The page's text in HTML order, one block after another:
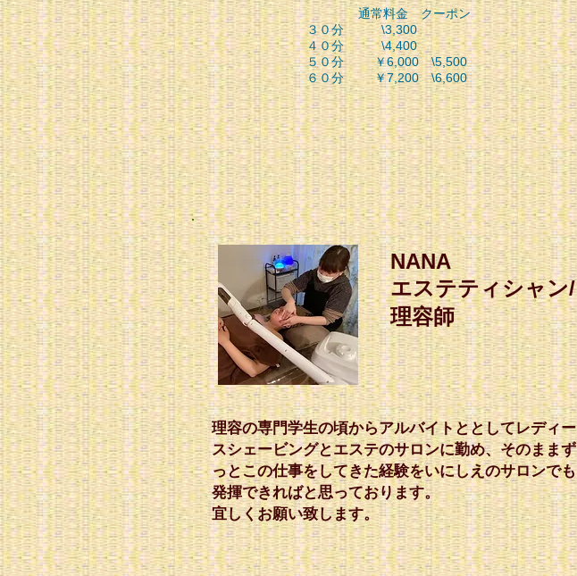
通常料金 クーポン
３０分 \3,300
４０分 \4,400
５０分 ￥6,000 \5,500
６０分 ￥7,200 \6,600
NANA
​エステティシャン/
理容師
理容の専門学生の頃からアルバイトととしてレディー
スシェービングとエステのサロンに勤め、そのままず
っとこの仕事をしてきた経験をいにしえのサロンでも
発揮できればと思っております。
宜しくお願い致します。